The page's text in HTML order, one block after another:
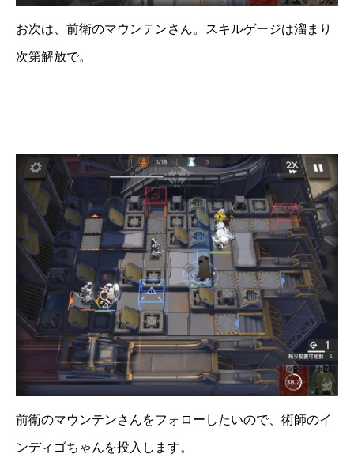
お次は、前衛のマウンテンさん。スキルゲージは溜まり
次第解放で。
前衛のマウンテンさんをフォローしたいので、術師のイ
ンディゴちゃんを投入します。